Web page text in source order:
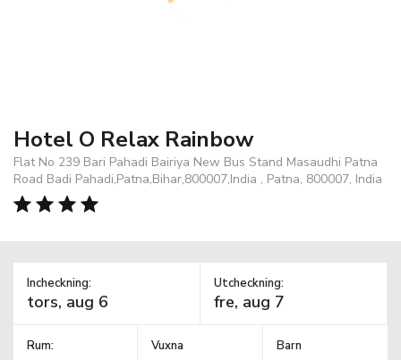
Hotel O Relax Rainbow
Flat No 239 Bari Pahadi Bairiya New Bus Stand Masaudhi Patna
Road Badi Pahadi,Patna,Bihar,800007,India , Patna, 800007, India
Incheckning: Utcheckning:
Rum: Vuxna Barn